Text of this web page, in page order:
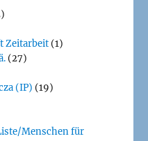
Zeitarbeit(1)
(27)
(IP) (19)
Menschen für